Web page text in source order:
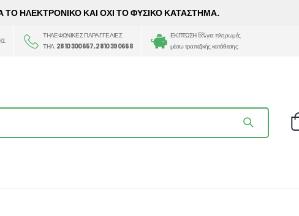
ΤΟ ΗΛΕΚΤΡΟΝΙΚΟ ΚΑΙ ΟΧΙ ΤΟ ΦΥΣΙΚΟ ΚΑΤΑΣΤΗΜΑ.
ΤΗΛΕΦΩΝΙΚΕΣ ΠΑΡΑΓΓΕΛΙΕΣ
ΤΗΛ. 2810 300657, 2810 390668
ΕΚΠΤΩΣΗ 5% για πληρωμές
μέσω τραπεζικής κατάθεσης